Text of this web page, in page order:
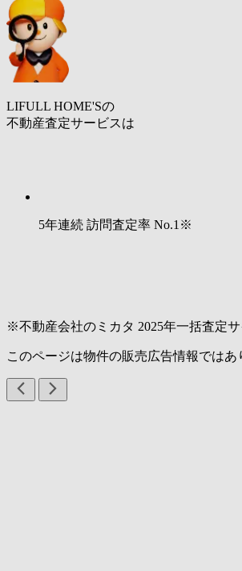
LIFULL HOME'Sの
不動産査定サービスは
5年連続 訪問査定率 No.1 ※
※不動産会社のミカタ 2025年一括査定
このページは物件の販売広告情報では